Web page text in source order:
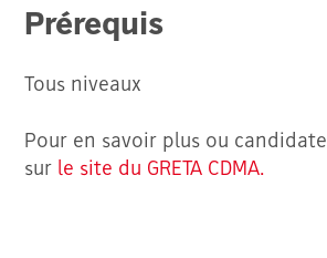
Prérequis
Tous niveaux
Pour en savoir plus ou
sur le site du GRETA CDMA.